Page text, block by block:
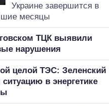
Украине завершится в
месяцы
ТЦК выявили
нарушения
целой ТЭС: Зеленский
в энергетике